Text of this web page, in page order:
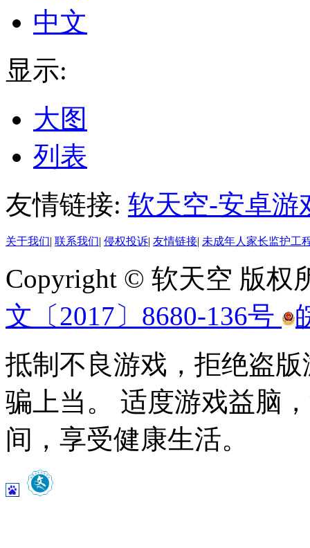
中文
显示:
大图
列表
友情链接: 软天空-安卓游
关于我们| 联系我们| 侵权投诉| 友情链接| 未成年人家长监护工
Copyright © 软天空 版权
文〔2017〕8680-136号
抵制不良游戏，拒绝盗
骗上当。 适度游戏益脑
间，享受健康生活。